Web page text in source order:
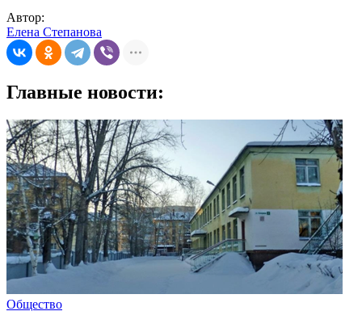
Автор:
Елена Степанова
Главные новости:
Общество